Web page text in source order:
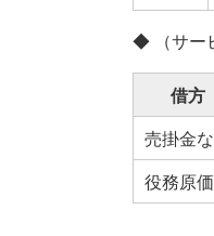
◆ （サー
借方
売掛金
役務原価